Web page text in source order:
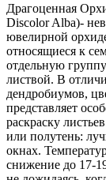
Драгоценная
Discolor Alba)-
ювелирной
относящиеся к
отдельную
листвой. В
дендробиумов,
представляет
раскраску
или полутень:
окнах.
снижение до 17-